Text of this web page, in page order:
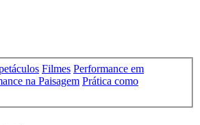
Filmes Performance em
na Paisagem Prática como